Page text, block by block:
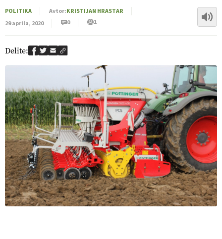
POLITIKA Avtor:KRISTIJAN HRASTAR
29 aprila, 2020
0 1
Delite: